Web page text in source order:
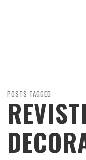
POSTS TAGGED